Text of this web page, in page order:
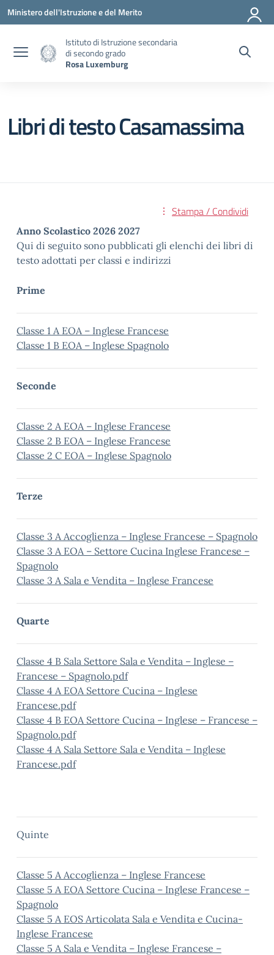
Vai ai contenuti
Vai al menu di navigazione
Vai al footer
Ministero dell'Istruzione e del Merito
Istituto di Istruzione secondaria
di secondo grado
Rosa Luxemburg
Libri di testo Casamassima
Stampa / Condividi
Anno Scolastico 2026 2027
Qui di seguito sono pubblicati gli elenchi dei libri di
testo adottati per classi e indirizzi
Prime
Classe 1 A EOA – Inglese Francese
Classe 1 B EOA – Inglese Spagnolo
Seconde
Classe 2 A EOA – Inglese Francese
Classe 2 B EOA – Inglese Francese
Classe 2 C EOA – Inglese Spagnolo
Terze
Classe 3 A Accoglienza – Inglese Francese – Spagnolo
Classe 3 A EOA – Settore Cucina Inglese Francese –
Spagnolo
Classe 3 A Sala e Vendita – Inglese Francese
Quarte
Classe 4 B Sala Settore Sala e Vendita – Inglese –
Francese – Spagnolo.pdf
Classe 4 A EOA Settore Cucina – Inglese
Francese.pdf
Classe 4 B EOA Settore Cucina – Inglese – Francese –
Spagnolo.pdf
Classe 4 A Sala Settore Sala e Vendita – Inglese
Francese.pdf
Quinte
Classe 5 A Accoglienza – Inglese Francese
Classe 5 A EOA Settore Cucina – Inglese Francese –
Spagnolo
Classe 5 A EOS Articolata Sala e Vendita e Cucina-
Inglese Francese
Classe 5 A Sala e Vendita – Inglese Francese –